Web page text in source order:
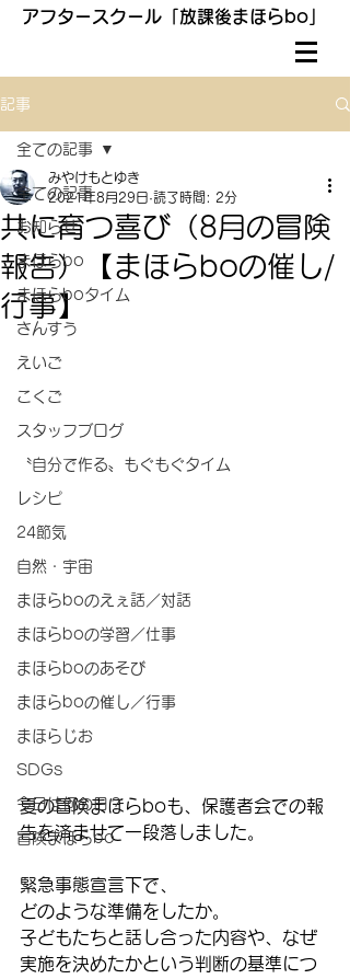
アフタースクール「放課後まほらbo」
記事
全ての記事
お知らせ
まほらbo
まほらboタイム
さんすう
えいご
こくご
スタッフブログ
〝自分で作る〟もぐもぐタイム
レシピ
24節気
自然・宇宙
まほらboのえぇ話／対話
まほらboの学習／仕事
まほらboのあそび
まほらboの催し／行事
まほらじお
SDGs
今日は何の日？
冒険まほらbo
全ての記事
共に育つ喜び（8月の冒険
報告）【まほらboの催し/
行事】
みやけもとゆき
2021年8月29日 読了時間: 2分
夏の冒険まほらboも、保護者会での報
告を済ませて一段落しました。
緊急事態宣言下で、
どのような準備をしたか。
子どもたちと話し合った内容や、なぜ
実施を決めたかという判断の基準につ